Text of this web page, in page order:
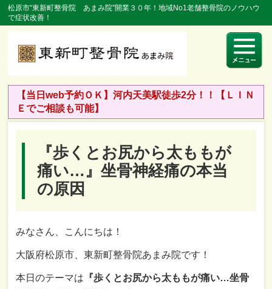
松原市“東新町整骨院 あまみ院”開業３０年！地域No1老舗整骨院のノウハウ
で症状改善！
【当日web予約ＯＫ】河内天美駅徒歩2分！！【ＬＩＮ
Ｅでご相談も可能】
『歩くとお尻から太ももが
痛い…』坐骨神経痛の本当
の原因
みなさん、こんにちは！
大阪府松原市、東新町整骨院あまみ院です！
本日のテーマは 『歩くとお尻から太ももが痛い…坐骨